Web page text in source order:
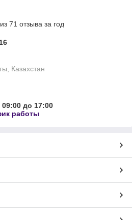
71 отзыва за год
Казахстан
09:00 до 17:00
работы